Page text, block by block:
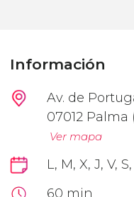
Información
Av. de
07012 Palma
Ver mapa
L, M, X, J, V,
60 min